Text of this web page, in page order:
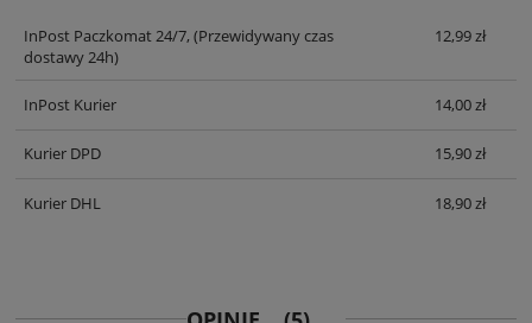
InPost Paczkomat 24/7, (Przewidywany czas
dostawy 24h)
12,99 zł
InPost Kurier 14,00 zł
Kurier DPD 15,90 zł
Kurier DHL 18,90 zł